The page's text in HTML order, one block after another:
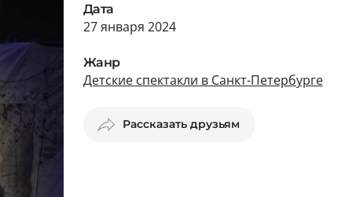
Дата
27 января 2024
Жанр
Детские спектакли в Санкт-Петербурге
Рассказать друзьям